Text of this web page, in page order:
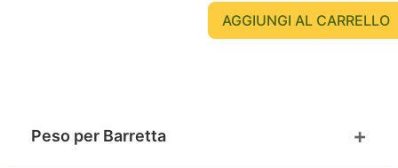
AGGIUNGI AL CARRELLO
Peso per Barretta +